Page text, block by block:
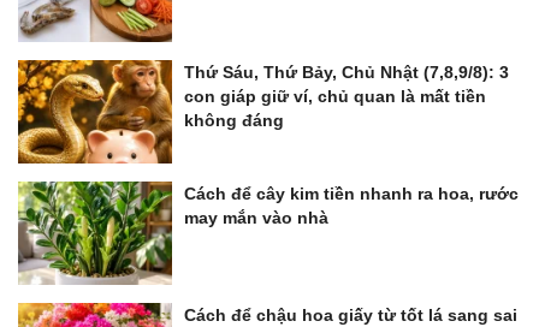
Thứ Sáu, Thứ Bảy, Chủ Nhật (7,8,9/8): 3
con giáp giữ ví, chủ quan là mất tiền
không đáng
Cách để cây kim tiền nhanh ra hoa, rước
may mắn vào nhà
Cách để chậu hoa giấy từ tốt lá sang sai